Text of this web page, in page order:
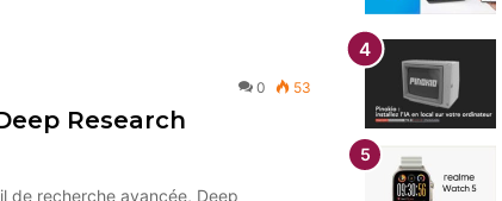
0 53
Research
de recherche avancée, Deep